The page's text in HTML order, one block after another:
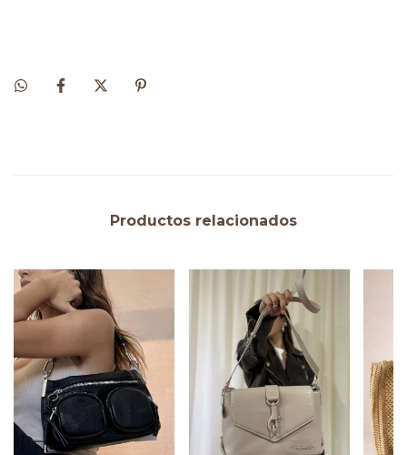
Productos relacionados